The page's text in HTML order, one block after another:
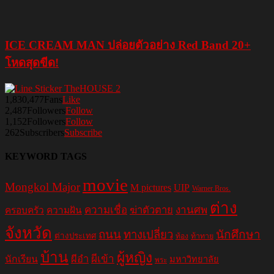
ICE CREAM MAN ปล่อยตัวอย่าง Red Band 20+
โหดสุดขีด!
1,830,477FansLike
2,487FollowersFollow
1,152FollowersFollow
262SubscribersSubscribe
KEYWORD TAGS
Mongkol Majormovie M pictures UIP Warner Bros.
ครอบครัว ความฝัน ความเชื่อ ฆ่าตัวตาย งานศพ ต่าง
จังหวัด ต่างประเทศ ถนนทางเปลี่ยว ท้อง ท้าทาย นักศึกษา
นักเรียน บ้าน ผีอำ ผีเข้า ผู้หญิง พระ มหาวิทยาลัย